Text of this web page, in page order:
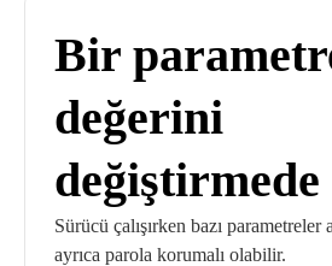
Bir
değerini
Sürücü çalışırken bazı parametreler
ayrıca parola korumalı olabilir.